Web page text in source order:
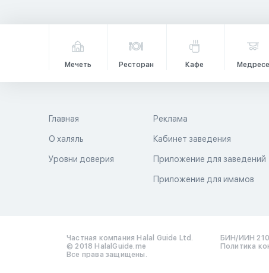
Мечеть Ресторан Кафе Медресе
Главная
О халяль
Уровни доверия
Реклама
Кабинет заведения
Приложение для заведений
Приложение для имамов
Частная компания Halal Guide Ltd.
© 2018 HalalGuide.me
Все права защищены.
БИН/ИИН
Политика